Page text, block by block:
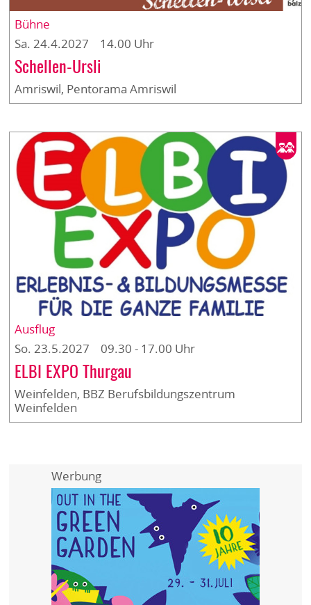
Bühne
Sa. 24.4.2027 14.00 Uhr
Schellen-Ursli
Amriswil, Pentorama Amriswil
Ausflug
So. 23.5.2027 09.30 - 17.00 Uhr
ELBI EXPO Thurgau
Weinfelden, BBZ Berufsbildungszentrum
Weinfelden
Werbung